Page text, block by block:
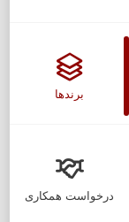
برندها
درخواست همکاری